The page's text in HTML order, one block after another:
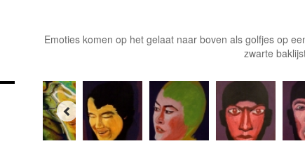
Emoties komen op het gelaat naar boven als golfjes op
zwarte